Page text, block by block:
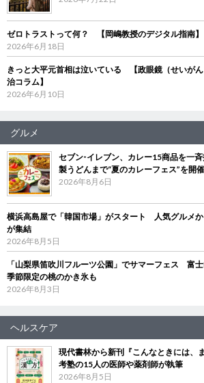
ゼロトラストって何？ 【岡嶋教授のデジタル指南】
2026年6月18日
きっと大平元首相は泣いている 【政眼鏡（せいが
治コラム】
2026年6月10日
グルメ
セブン‐イレブン、カレー15商品を一
製うどんまで“夏のカレーフェス”を開
2026年8月6日
横浜高島屋で「韓国市場」がスタート 人気グルメ
が集結
2026年8月5日
「山梨県笛吹川フルーツ公園」でサマーフェス 富士
季節限定の桃のかき氷も
2026年8月3日
ヘルスケア
現代書林から新刊『こんなときには
考塾の15人の医師や薬剤師が執筆
2026年8月5日